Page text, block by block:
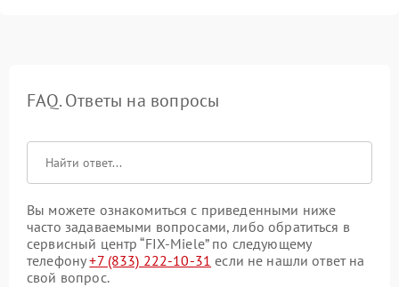
FAQ. Ответы на вопросы
Вы можете ознакомиться с приведенными ниже
часто задаваемыми вопросами, либо обратиться в
сервисный центр “FIX-Miele” по следующему
телефону+7 (833) 222-10-31 если не нашли ответ на
свой вопрос.